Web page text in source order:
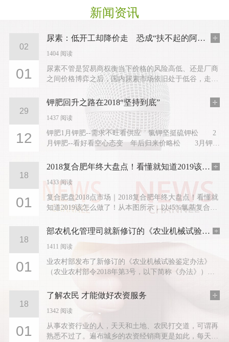
新闻资讯
02
01
尿素：低开工却降价走 恐成“扶不起的阿斗”？
1404 阅读
尿素不管是贸易商权衡当下价格的风险高低、还是厂商
之间价格博弈之后，国内尿素市场依旧处于低谷，走货
慢、成交少、价格走低是眼下尿素面临的艰难处境；
2019年的开篇不是红火，而是...
29
12
钾肥回升之路在2018“坚持到底”
1437 阅读
钾肥1月钾肥--需求不旺看供应 氯钾坚挺硫钾松 2
月钾肥--看好看空心态变 年后归来价略松 3月钾
化钾疑似企稳 硫...
18
01
2018复合肥年终大盘点！看懂就知道2019该怎么做了！
1433 阅读
复合肥盘2018点市场｜2018复合肥年终大盘点！看懂就
知道2019该怎么做了！从本图所示，以45%氯基复合肥
18
01
部农机化管理司就新修订的《农业机械试验鉴定办法》答记者问
1411 阅读
业农村部发布了新修订的《农业机械试验鉴定办法》
（农业农村部令2018年第3号，以下简称《办法》），
内容及贯彻落实等有关...
18
01
了解农民 才能做好农资服务
1342 阅读
从事农资行业的人，天天和土地、农民打交道，可谓再
熟悉不过了。遍布城乡的农资经销商更是如此，每天店